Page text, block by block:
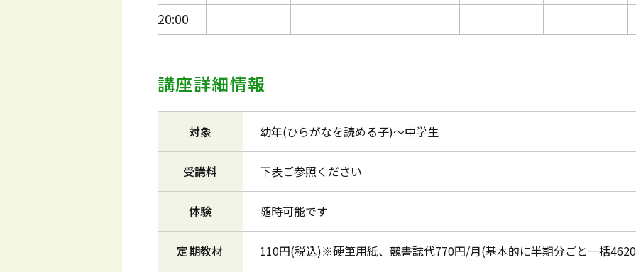
20:00
講座詳細情報
対象 幼年(ひらがなを読める子)～中学生
受講料 下表ご参照ください
体験 随時可能です
定期教材 110円(税込)※硬筆用紙、競書誌代770円/月(基本的に半期分ごと一括